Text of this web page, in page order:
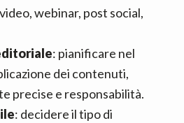
webinar, post social,
: pianificare nel
dei contenuti,
precise e responsabilità.
: decidere il tipo di